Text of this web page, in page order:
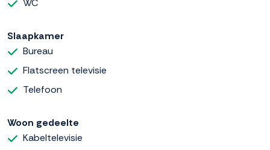
WC
Slaapkamer
Bureau
Flatscreen televisie
Telefoon
Woon gedeelte
Kabeltelevisie